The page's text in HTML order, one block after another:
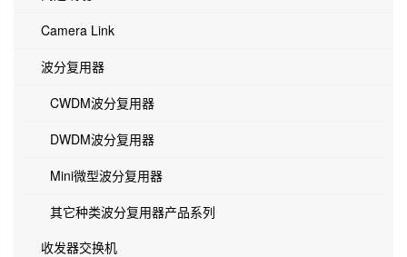
Camera Link
波分复用器
CWDM波分复用器
DWDM波分复用器
Mini微型波分复用器
其它种类波分复用器产品系列
收发器交换机